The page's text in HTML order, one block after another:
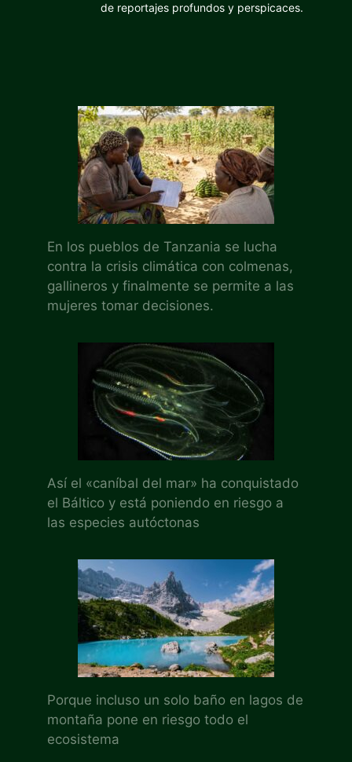
de reportajes profundos y perspicaces.
En los pueblos de Tanzania se lucha
contra la crisis climática con colmenas,
gallineros y finalmente se permite a las
mujeres tomar decisiones.
Así el «caníbal del mar» ha conquistado
el Báltico y está poniendo en riesgo a
las especies autóctonas
Porque incluso un solo baño en lagos de
montaña pone en riesgo todo el
ecosistema